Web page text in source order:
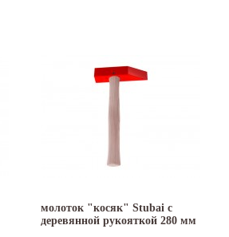
молоток "косяк" Stubai с
деревянной рукояткой 280 мм